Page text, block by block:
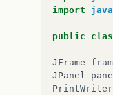
import
public
JFrame
JPanel
PrintWriter